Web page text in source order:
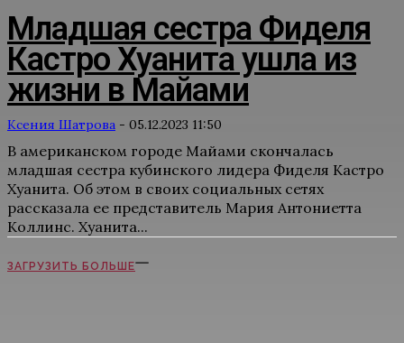
Младшая сестра Фиделя
Кастро Хуанита ушла из
жизни в Майами
Ксения Шатрова - 05.12.2023 11:50
В американском городе Майами скончалась
младшая сестра кубинского лидера Фиделя Кастро
Хуанита. Об этом в своих социальных сетях
рассказала ее представитель Мария Антониетта
Коллинс. Хуанита...
ЗАГРУЗИТЬ БОЛЬШЕ